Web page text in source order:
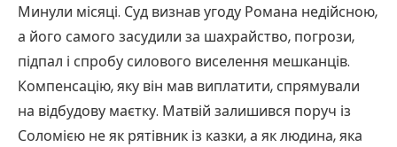
Минули місяці. Суд визнав угоду Романа недійсною,
а його самого засудили за шахрайство, погрози,
підпал і спробу силового виселення мешканців.
Компенсацію, яку він мав виплатити, спрямували
на відбудову маєтку. Матвій залишився поруч із
Соломією не як рятівник із казки, а як людина, яка